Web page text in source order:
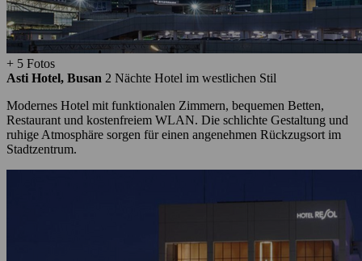
+ 5 Fotos
Asti Hotel, Busan 2 Nächte Hotel im westlichen Stil
Modernes Hotel mit funktionalen Zimmern, bequemen Betten,
Restaurant und kostenfreiem WLAN. Die schlichte Gestaltung und
ruhige Atmosphäre sorgen für einen angenehmen Rückzugsort im
Stadtzentrum.